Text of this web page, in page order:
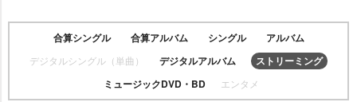
合算シングル 合算アルバム シングル アルバム
デジタルシングル（単曲） デジタルアルバム
ストリーミング
ミュージックDVD・BD
エンタメ